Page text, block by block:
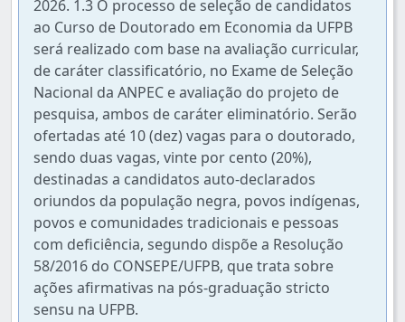
2026. 1.3 O processo de seleção de candidatos
ao Curso de Doutorado em Economia da UFPB
será realizado com base na avaliação curricular,
de caráter classificatório, no Exame de Seleção
Nacional da ANPEC e avaliação do projeto de
pesquisa, ambos de caráter eliminatório. Serão
ofertadas até 10 (dez) vagas para o doutorado,
sendo duas vagas, vinte por cento (20%),
destinadas a candidatos auto-declarados
oriundos da população negra, povos indígenas,
povos e comunidades tradicionais e pessoas
com deficiência, segundo dispõe a Resolução
58/2016 do CONSEPE/UFPB, que trata sobre
ações afirmativas na pós-graduação stricto
sensu na UFPB.